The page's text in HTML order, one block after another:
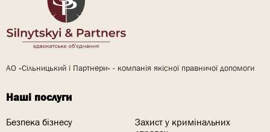
АО «Сільницький і Партнери» - компанія якісної правничої допомоги
Наші послуги
Безпека бізнесу
Захист у кримінальних